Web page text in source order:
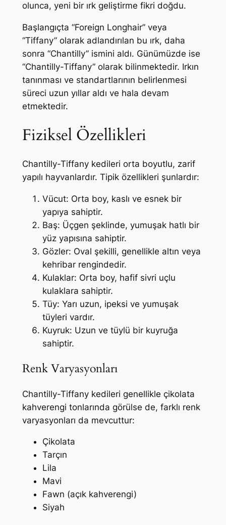
olunca, yeni bir ırk geliştirme fikri doğdu.
Başlangıçta “Foreign Longhair” veya
“Tiffany” olarak adlandırılan bu ırk, daha
sonra “Chantilly” ismini aldı. Günümüzde ise
“Chantilly-Tiffany” olarak bilinmektedir. Irkın
tanınması ve standartlarının belirlenmesi
süreci uzun yıllar aldı ve hala devam
etmektedir.
Fiziksel Özellikleri
Chantilly-Tiffany kedileri orta boyutlu, zarif
yapılı hayvanlardır. Tipik özellikleri şunlardır:
Vücut: Orta boy, kaslı ve esnek bir
yapıya sahiptir.
Baş: Üçgen şeklinde, yumuşak hatlı bir
yüz yapısına sahiptir.
Gözler: Oval şekilli, genellikle altın veya
kehribar rengindedir.
Kulaklar: Orta boy, hafif sivri uçlu
kulaklara sahiptir.
Tüy: Yarı uzun, ipeksi ve yumuşak
tüyleri vardır.
Kuyruk: Uzun ve tüylü bir kuyruğa
sahiptir.
Renk Varyasyonları
Chantilly-Tiffany kedileri genellikle çikolata
kahverengi tonlarında görülse de, farklı renk
varyasyonları da mevcuttur:
Çikolata
Tarçın
Lila
Mavi
Fawn (açık kahverengi)
Siyah